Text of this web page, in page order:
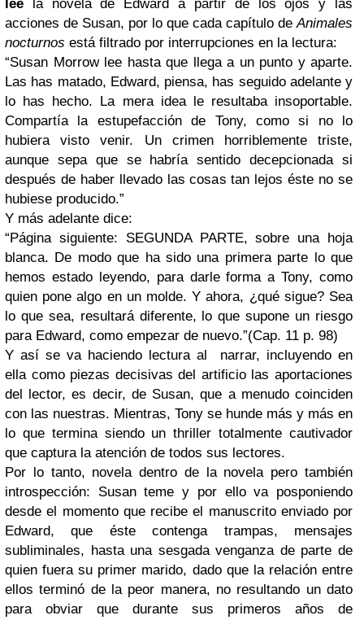
lee la novela de Edward a partir de los ojos y las
acciones de Susan, por lo que cada capítulo deAnimales
nocturnos está filtrado por interrupciones en la lectura:
“Susan Morrow lee hasta que llega a un punto y aparte.
Las has matado, Edward, piensa, has seguido adelante y
lo has hecho. La mera idea le resultaba insoportable.
Compartía la estupefacción de Tony, como si no lo
hubiera visto venir. Un crimen horriblemente triste,
aunque sepa que se habría sentido decepcionada si
después de haber llevado las cosas tan lejos éste no se
hubiese producido.”
Y más adelante dice:
“Página siguiente: SEGUNDA PARTE, sobre una hoja
blanca. De modo que ha sido una primera parte lo que
hemos estado leyendo, para darle forma a Tony, como
quien pone algo en un molde. Y ahora, ¿qué sigue? Sea
lo que sea, resultará diferente, lo que supone un riesgo
para Edward, como empezar de nuevo.”(Cap. 11 p. 98)
Y así se va haciendo lectura al
narrar, incluyendo en
ella como piezas decisivas del artificio las aportaciones
del lector, es decir, de Susan, que a menudo coinciden
con las nuestras. Mientras, Tony se hunde más y más en
lo que termina siendo un thriller totalmente cautivador
que captura la atención de todos sus lectores.
Por lo tanto, novela dentro de la novela pero también
introspección: Susan teme y por ello va posponiendo
desde el momento que recibe el manuscrito enviado por
Edward, que éste contenga trampas, mensajes
subliminales, hasta una sesgada venganza de parte de
quien fuera su primer marido, dado que la relación entre
ellos terminó de la peor manera, no resultando un dato
para obviar que durante sus primeros años de